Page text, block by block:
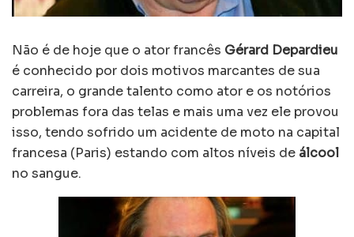
Não é de hoje que o ator francês Gérard Depardieu
é conhecido por dois motivos marcantes de sua
carreira, o grande talento como ator e os notórios
problemas fora das telas e mais uma vez ele provou
isso, tendo sofrido um acidente de moto na capital
francesa (Paris) estando com altos níveis de álcool
no sangue.